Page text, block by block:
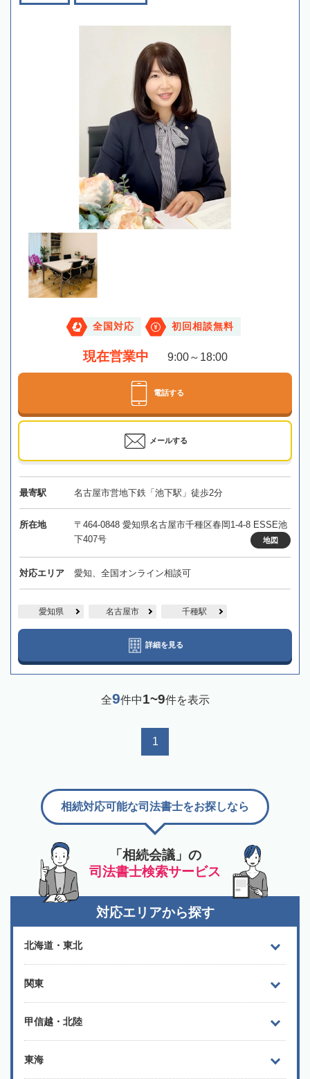
全国対応 初回相談無料
現在営業中 9:00～18:00
電話する
メールする
最寄駅 名古屋市営地下鉄「池下駅」徒歩2分
所在地
〒464-0848 愛知県名古屋市千種区春岡1-4-8 ESSE池
下407号
地図
対応エリア 愛知、全国オンライン相談可
愛知県 名古屋市 千種駅
詳細を見る
全9件中1~9件を表示
1
「相続会議」の
司法書士検索サービス
相続対応可能な司法書士をお探しなら
対応エリアから探す
北海道・東北
関東
甲信越・北陸
東海